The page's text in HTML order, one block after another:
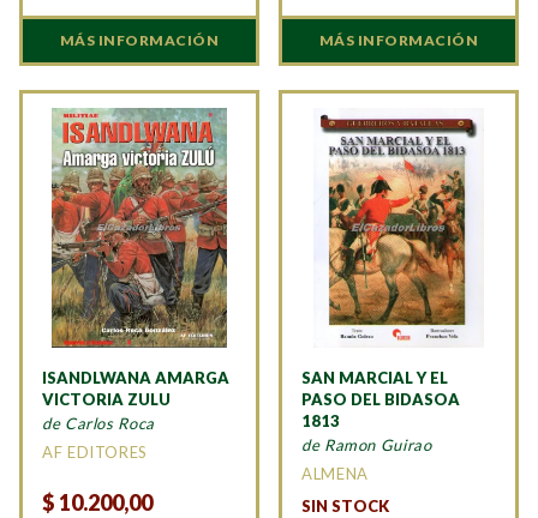
MÁS INFORMACIÓN MÁS INFORMACIÓN
ISANDLWANA AMARGA
VICTORIA ZULU
de Carlos Roca
AF EDITORES
$ 10.200,00
SAN MARCIAL Y EL
PASO DEL BIDASOA
1813
de Ramon Guirao
ALMENA
SIN STOCK